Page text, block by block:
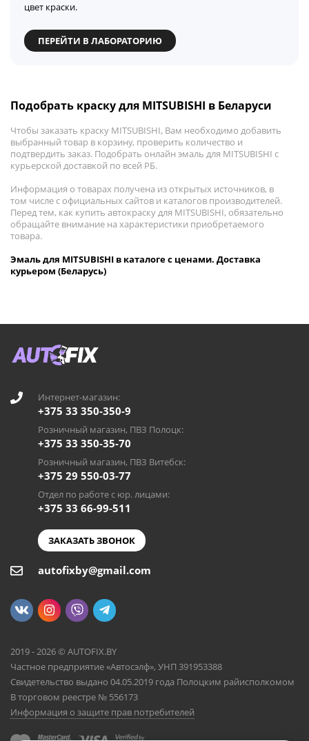
цвет краски.
ПЕРЕЙТИ В ЛАБОРАТОРИЮ
Подобрать краску для MITSUBISHI в Беларуси
Чтобы заказать краску MITSUBISHI, Вам необходимо добавить
выбранный товар в корзину, проверить количество и
подтвердить заказ. Подобрать онлайн эмаль для MITSUBISHI с
курьерской доставкой по всей РБ.
Информация о товарах получена из открытых источников, в
том числе с официальных сайтов и каталогов производителей.
Перед тем, как купить автокраску для MITSUBISHI, обязательно
обращайте внимание на характеристики приобретаемого
товара.
Эмаль для MITSUBISHI в каталоге с ценами. Доставка
курьером (Беларусь)
Интернет-магазин:
+375 33 350-350-9
Розничный магазин, ПВЗ Полоцк:
+375 33 350-35-70
Розничный магазин, ПВЗ Витебск:
+375 29 550-03-77
Отдел по работе с юр. лицами:
+375 33 66-99-511
ЗАКАЗАТЬ ЗВОНОК
autofixby@gmail.com
2019 - 2026 © AUTOFIX.BY
Частное предприятие «Автосэлф», УНП 391953388
Свидетельство выдано 04.05.2019 года Полоцким райисполкомом
В торговом реестре № 556173
Информация о защите прав потребителей